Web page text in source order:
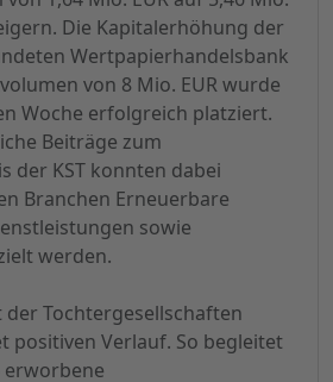
Die Kapitalerhöhung der
Wertpapierhandelsbank
von 8 Mio. EUR wurde
Woche erfolgreich platziert.
Beiträge zum
der KST konnten dabei
Branchen Erneuerbare
sowie
werden.
der Tochtergesellschaften
positiven Verlauf. So begleitet
erworbene